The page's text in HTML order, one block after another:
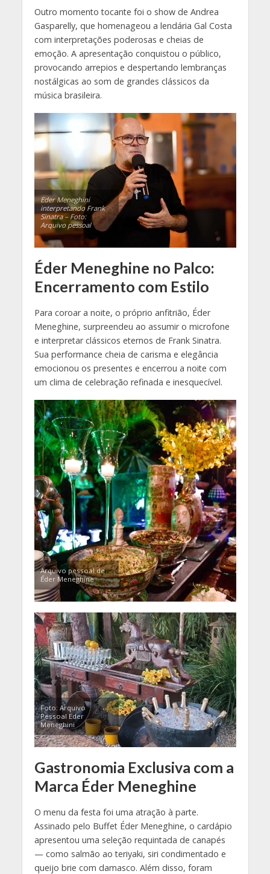
Outro momento tocante foi o show de Andrea
Gasparelly, que homenageou a lendária Gal Costa
com interpretações poderosas e cheias de
emoção. A apresentação conquistou o público,
provocando arrepios e despertando lembranças
nostálgicas ao som de grandes clássicos da
música brasileira.
Eder Meneghini
interpretando Frank
Sinatra – Foto:
Arquivo pessoal
Éder Meneghine no Palco:
Encerramento com Estilo
Para coroar a noite, o próprio anfitrião, Éder
Meneghine, surpreendeu ao assumir o microfone
e interpretar clássicos eternos de Frank Sinatra.
Sua performance cheia de carisma e elegância
emocionou os presentes e encerrou a noite com
um clima de celebração refinada e inesquecível.
Arquivo pessoal de
Éder Meneghine
Foto: Arquivo
Pessoal Eder
Meneghini
Gastronomia Exclusiva com a
Marca Éder Meneghine
O menu da festa foi uma atração à parte.
Assinado pelo Buffet Éder Meneghine, o cardápio
apresentou uma seleção requintada de canapés
— como salmão ao teriyaki, siri condimentado e
queijo brie com damasco. Além disso, foram